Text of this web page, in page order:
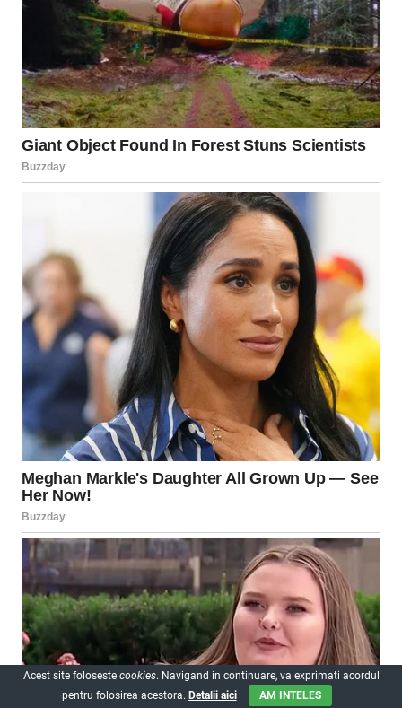
Acest site foloseste cookies. Navigand in continuare, va exprimati acordul
pentru folosirea acestora. Detalii aici AM INTELES